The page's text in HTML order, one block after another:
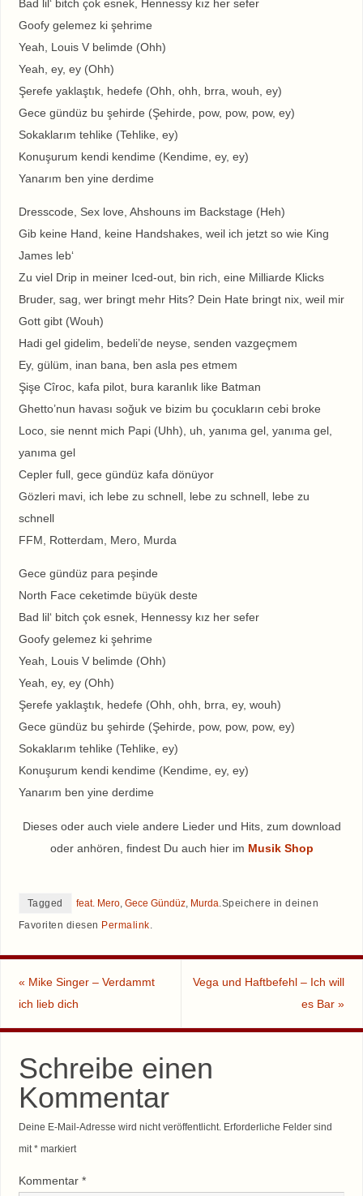
Bad lil‘ bitch çok esnek, Hennessy kız her sefer
Goofy gelemez ki şehrime
Yeah, Louis V belimde (Ohh)
Yeah, ey, ey (Ohh)
Şerefe yaklaştık, hedefe (Ohh, ohh, brra, wouh, ey)
Gece gündüz bu şehirde (Şehirde, pow, pow, pow, ey)
Sokaklarım tehlike (Tehlike, ey)
Konuşurum kendi kendime (Kendime, ey, ey)
Yanarım ben yine derdime
Dresscode, Sex love, Ahshouns im Backstage (Heh)
Gib keine Hand, keine Handshakes, weil ich jetzt so wie King
James leb‘
Zu viel Drip in meiner Iced-out, bin rich, eine Milliarde Klicks
Bruder, sag, wer bringt mehr Hits? Dein Hate bringt nix, weil mir
Gott gibt (Wouh)
Hadi gel gidelim, bedeli’de neyse, senden vazgeçmem
Ey, gülüm, inan bana, ben asla pes etmem
Şişe Cîroc, kafa pilot, bura karanlık like Batman
Ghetto’nun havası soğuk ve bizim bu çocukların cebi broke
Loco, sie nennt mich Papi (Uhh), uh, yanıma gel, yanıma gel,
yanıma gel
Cepler full, gece gündüz kafa dönüyor
Gözleri mavi, ich lebe zu schnell, lebe zu schnell, lebe zu
schnell
FFM, Rotterdam, Mero, Murda
Gece gündüz para peşinde
North Face ceketimde büyük deste
Bad lil‘ bitch çok esnek, Hennessy kız her sefer
Goofy gelemez ki şehrime
Yeah, Louis V belimde (Ohh)
Yeah, ey, ey (Ohh)
Şerefe yaklaştık, hedefe (Ohh, ohh, brra, ey, wouh)
Gece gündüz bu şehirde (Şehirde, pow, pow, pow, ey)
Sokaklarım tehlike (Tehlike, ey)
Konuşurum kendi kendime (Kendime, ey, ey)
Yanarım ben yine derdime
Dieses oder auch viele andere Lieder und Hits, zum download
oder anhören, findest Du auch hier im Musik Shop
Tagged feat. Mero, Gece Gündüz, Murda.Speichere in deinen
Favoriten diesen Permalink.
« Mike Singer – Verdammt
ich lieb dich
Vega und Haftbefehl – Ich will
es Bar»
Schreibe einen
Kommentar
Deine E-Mail-Adresse wird nicht veröffentlicht. Erforderliche Felder sind
mit*markiert
Kommentar *